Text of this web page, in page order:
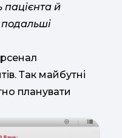
пацієнта й
Так майбутні
планувати